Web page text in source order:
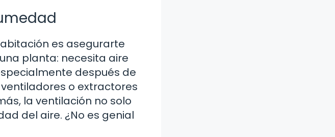
es asegurarte
planta: necesita aire
después de
o extractores
la ventilación no solo
del aire. ¿No es genial